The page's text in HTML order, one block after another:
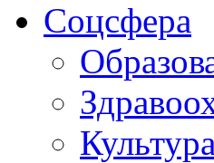
Соцсфера
Культура